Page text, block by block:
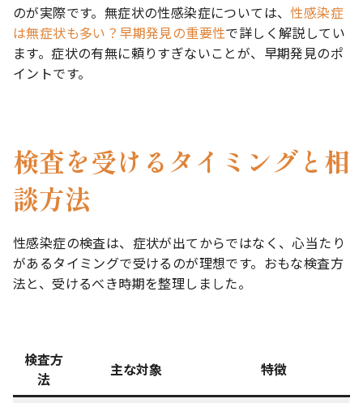
のが実際です。無症状の性感染症については、性感染症
は無症状も多い？早期発見の重要性で詳しく解説してい
ます。症状の有無に頼りすぎないことが、早期発見のポ
イントです。
検査を受けるタイミングと相
談方法
性感染症の検査は、症状が出てからではなく、心当たり
があるタイミングで受けるのが理想です。おもな検査方
法と、受けるべき時期を整理しました。
検査方
法
主な対象 特徴